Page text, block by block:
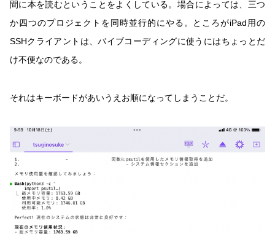
間に本を読むということをよくしている。場合によっては、三つ
か四つのプロジェクトを同時並行的にやる。ところがiPad用の
SSHクライアントは、バイブコーディングに使うにはちょっとだ
け不便なのである。
それはキーボードがあいうえお順になってしまうことだ。